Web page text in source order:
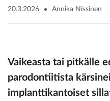
20.3.2026 Annika Nissinen
Vaikeasta tai pitkälle
parodontiitista
implanttikantoiset